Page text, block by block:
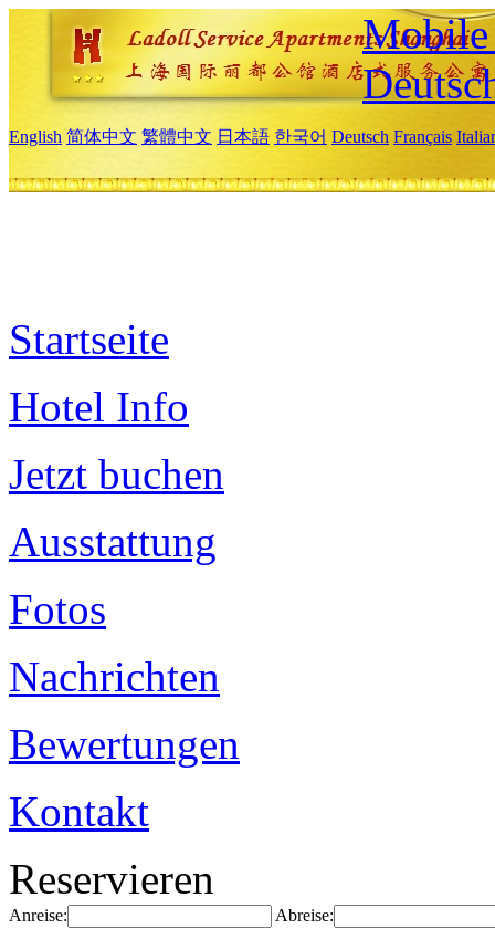
Mobile
English 简体中文 繁體中文 日本語 한국어 Deutsch Français
Startseite
Hotel Info
Jetzt buchen
Ausstattung
Fotos
Nachrichten
Bewertungen
Kontakt
Reservieren
Anreise: Abreise: